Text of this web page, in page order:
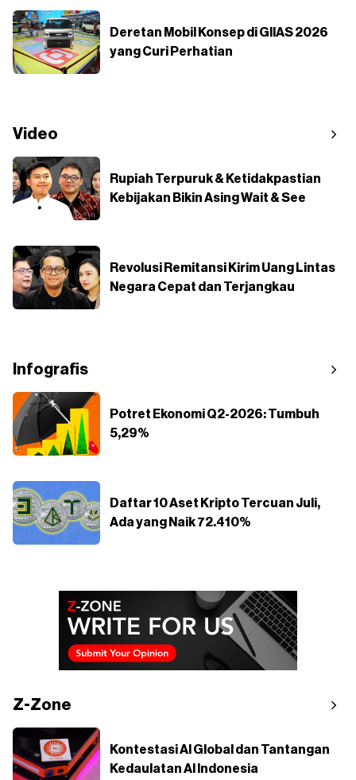
Deretan Mobil Konsep di GIIAS 2026
yang Curi Perhatian
Video
Rupiah Terpuruk & Ketidakpastian
Kebijakan Bikin Asing Wait & See
Revolusi Remitansi Kirim Uang Lintas
Negara Cepat dan Terjangkau
Infografis
Potret Ekonomi Q2-2026: Tumbuh
5,29%
Daftar 10 Aset Kripto Tercuan Juli,
Ada yang Naik 72.410%
Z-Zone
Kontestasi AI Global dan Tantangan
Kedaulatan AI Indonesia